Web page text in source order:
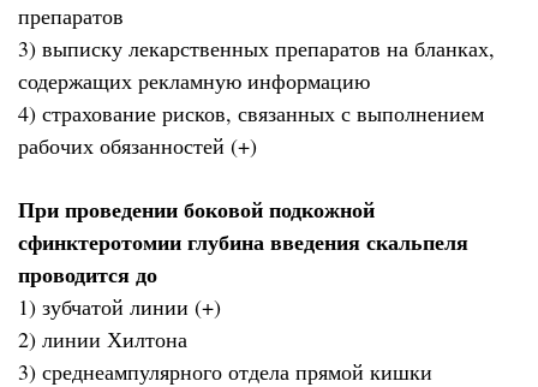
препаратов
3) выписку лекарственных препаратов на бланках,
содержащих рекламную информацию
4) страхование рисков, связанных с выполнением
рабочих обязанностей (+)
При проведении боковой подкожной
сфинктеротомии глубина введения скальпеля
проводится до
1) зубчатой линии (+)
2) линии Хилтона
3) среднеампулярного отдела прямой кишки